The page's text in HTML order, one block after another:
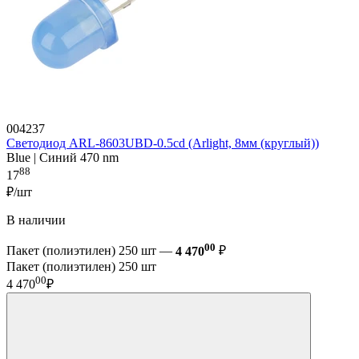
004237
Светодиод ARL-8603UBD-0.5cd (Arlight, 8мм (круглый))
Blue | Синий 470 nm
1788
₽/шт
В наличии
Пакет (полиэтилен) 250 шт — 4 47000 ₽
Пакет (полиэтилен) 250 шт
4 47000₽